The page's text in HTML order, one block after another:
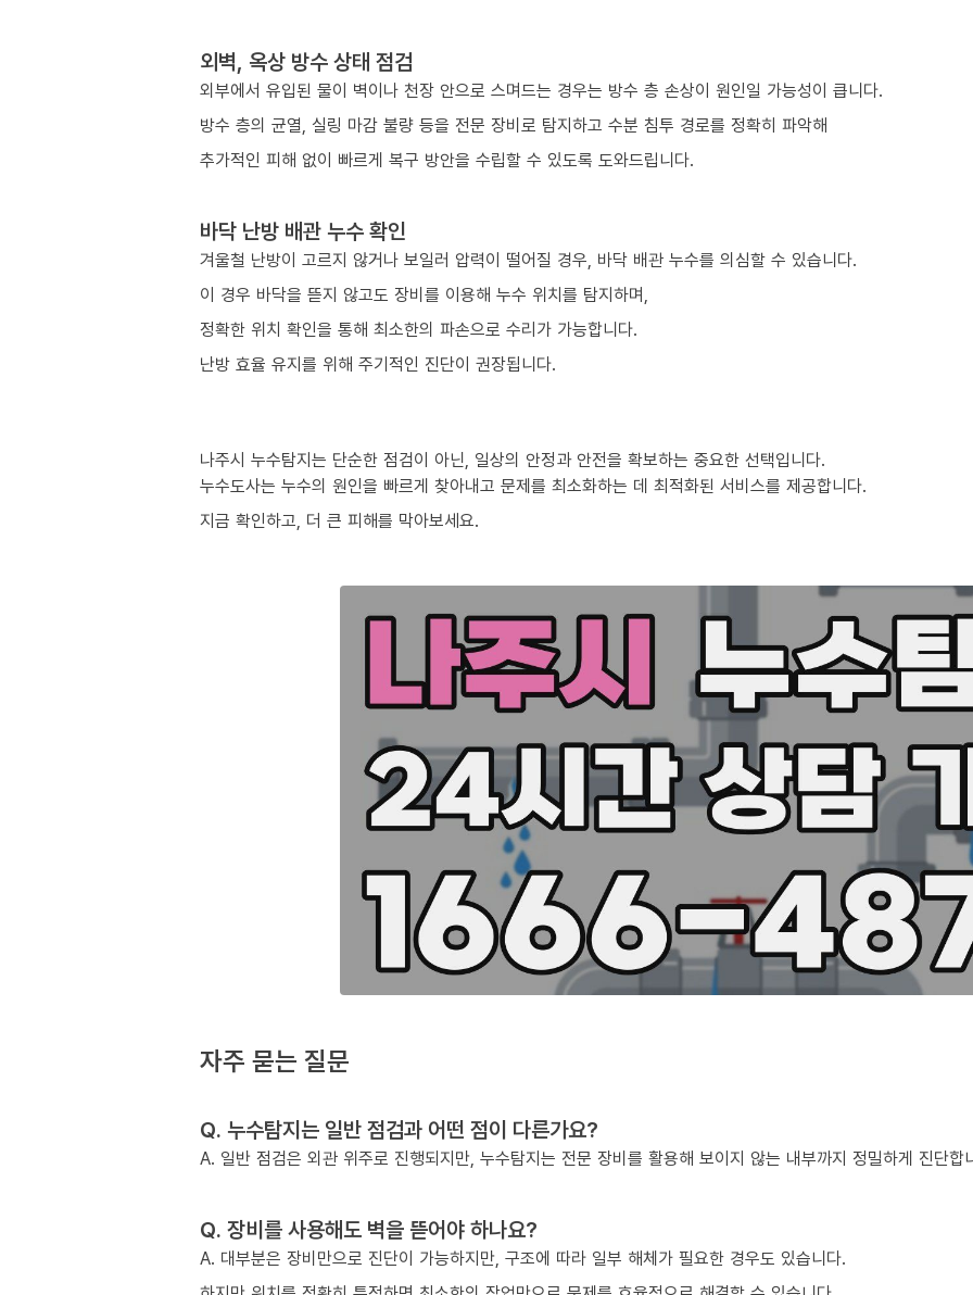
외벽, 옥상 방수 상태 점검
외부에서 유입된 물이 벽이나 천장 안으로 스며드는 경우는 방수 층 손상이 원인일 가능성이 큽니다.
방수 층의 균열, 실링 마감 불량 등을 전문 장비로 탐지하고 수분 침투 경로를 정확히 파악해
추가적인 피해 없이 빠르게 복구 방안을 수립할 수 있도록 도와드립니다.
바닥 난방 배관 누수 확인
겨울철 난방이 고르지 않거나 보일러 압력이 떨어질 경우, 바닥 배관 누수를 의심할 수 있습니다.
이 경우 바닥을 뜯지 않고도 장비를 이용해 누수 위치를 탐지하며,
정확한 위치 확인을 통해 최소한의 파손으로 수리가 가능합니다.
난방 효율 유지를 위해 주기적인 진단이 권장됩니다.
나주시 누수탐지는 단순한 점검이 아닌, 일상의 안정과 안전을 확보하는 중요한 선택입니다.
누수도사는 누수의 원인을 빠르게 찾아내고 문제를 최소화하는 데 최적화된 서비스를 제공합니다.
지금 확인하고, 더 큰 피해를 막아보세요.
자주 묻는 질문
Q. 누수탐지는 일반 점검과 어떤 점이 다른가요?
A. 일반 점검은 외관 위주로 진행되지만, 누수탐지는 전문 장비를 활용해 보이지 않는 내부까지 정밀하게 진단합
Q. 장비를 사용해도 벽을 뜯어야 하나요?
A. 대부분은 장비만으로 진단이 가능하지만, 구조에 따라 일부 해체가 필요한 경우도 있습니다.